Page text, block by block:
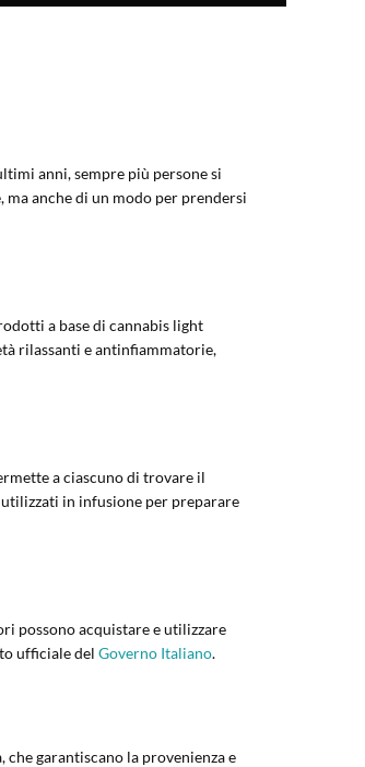
anni, sempre più persone si
anche di un modo per prendersi
a base di cannabis light
rilassanti e antinfiammatorie,
a ciascuno di trovare il
in infusione per preparare
possono acquistare e utilizzare
ufficiale del Governo Italiano.
garantiscano la provenienza e